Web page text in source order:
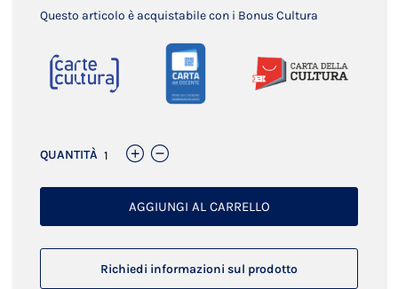
Questo articolo è acquistabile con i Bonus Cultura
QUANTITÀ
AGGIUNGI AL CARRELLO
Richiedi informazioni sul prodotto